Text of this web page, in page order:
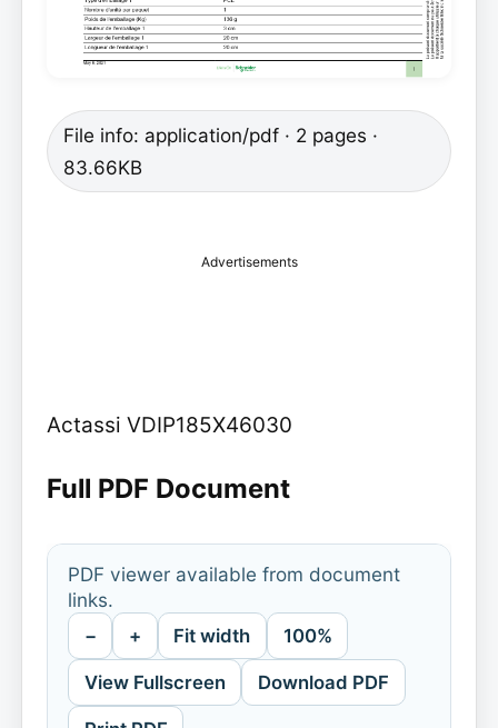
File info: application/pdf · 2 pages ·
83.66KB
Advertisements
Actassi VDIP185X46030
Full PDF Document
PDF viewer available from document
links.
− + Fit width 100%
View Fullscreen Download PDF